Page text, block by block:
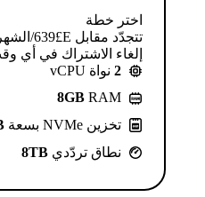
اختر خطة
إلغاء الاشتراك في أي
2 نواة vCPU
8GB RAM
تخزين NVMe بسعة
نطاق تردّدي 8TB